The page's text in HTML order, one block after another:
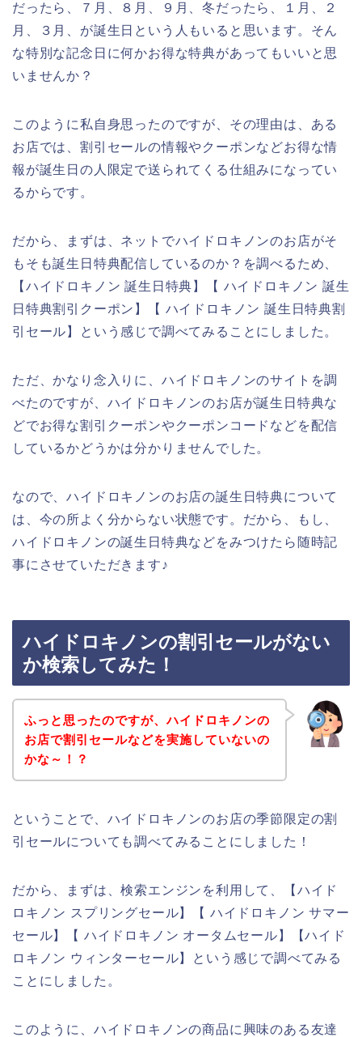
だったら、７月、８月、９月、冬だったら、１月、２
月、３月、が誕生日という人もいると思います。そん
な特別な記念日に何かお得な特典があってもいいと思
いませんか？
このように私自身思ったのですが、その理由は、ある
お店では、割引セールの情報やクーポンなどお得な情
報が誕生日の人限定で送られてくる仕組みになってい
るからです。
だから、まずは、ネットでハイドロキノンのお店がそ
もそも誕生日特典配信しているのか？を調べるため、
【ハイドロキノン 誕生日特典】【 ハイドロキノン 誕生
日特典割引クーポン】【 ハイドロキノン 誕生日特典割
引セール】という感じで調べてみることにしました。
ただ、かなり念入りに、ハイドロキノンのサイトを調
べたのですが、ハイドロキノンのお店が誕生日特典な
どでお得な割引クーポンやクーポンコードなどを配信
しているかどうかは分かりませんでした。
なので、ハイドロキノンのお店の誕生日特典について
は、今の所よく分からない状態です。だから、もし、
ハイドロキノンの誕生日特典などをみつけたら随時記
事にさせていただきます♪
ハイドロキノンの割引セールがない
か検索してみた！
ふっと思ったのですが、ハイドロキノンの
お店で割引セールなどを実施していないの
かな～！？
ということで、ハイドロキノンのお店の季節限定の割
引セールについても調べてみることにしました！
だから、まずは、検索エンジンを利用して、【ハイド
ロキノン スプリングセール】【 ハイドロキノン サマー
セール】【 ハイドロキノン オータムセール】【ハイド
ロキノン ウィンターセール】という感じで調べてみる
ことにしました。
このように、ハイドロキノンの商品に興味のある友達